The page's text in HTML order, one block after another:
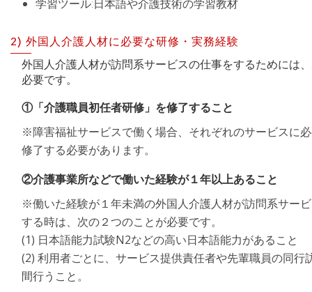
学習ツール:日本語や介護技術の学習教材
2) 外国人介護人材に必要な研修・実務経験
外国人介護人材が訪問系サービスの仕事をするためには
必要です。
①「介護職員初任者研修」を修了すること
※障害福祉サービスで働く場合、それぞれのサービスに
修了する必要があります。
②介護事業所などで働いた経験が１年以上あること
※働いた経験が１年未満の外国人介護人材が訪問系サー
する時は、次の２つのことが必要です。
(1) 日本語能力試験N2などの高い日本語能力があること
(2) 利用者ごとに、サービス提供責任者や先輩職員の同行
間行うこと。